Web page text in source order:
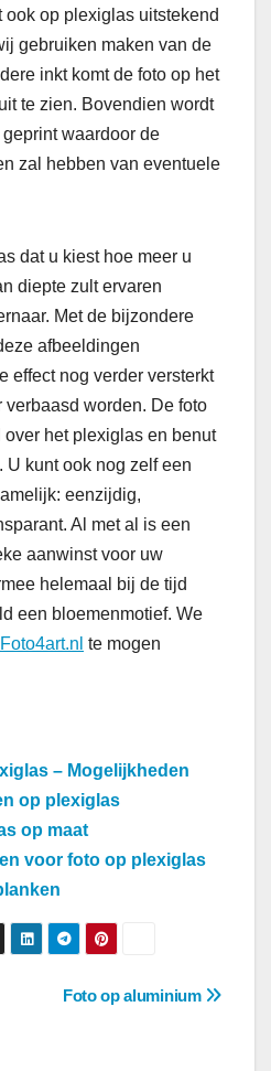
ook op plexiglas uitstekend
gebruiken maken van de
inkt komt de foto op het
te zien. Bovendien wordt
waardoor de
zal hebben van eventuele
dat u kiest hoe meer u
diepte zult ervaren
Met de bijzondere
afbeeldingen
effect nog verder versterkt
worden. De foto
over het plexiglas en benut
kunt ook nog zelf een
eenzijdig,
Al met al is een
aanwinst voor uw
helemaal bij de tijd
een bloemenmotief. We
te mogen
– Mogelijkheden
op plexiglas
op maat
voor foto op plexiglas
Foto op aluminium